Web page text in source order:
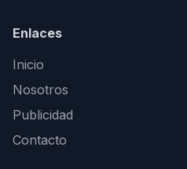
Enlaces
Inicio
Nosotros
Publicidad
Contacto